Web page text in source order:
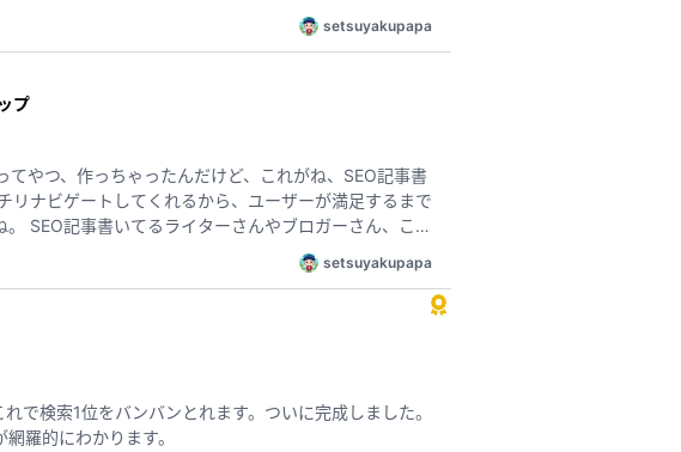
ラウドソーシング使って記事作成しようとしてる人に
setsuyakupapa
プ
やつ、作っちゃったんだけど、これがね、SEO記事書
れ
しようとしてる人には、めっちゃおすすめしたいな。
「こういうのあったらいいね」みたいなアドバイス、
setsuyakupapa
検索1位をバンバンとれます。ついに完成しました。
羅的にわかります。